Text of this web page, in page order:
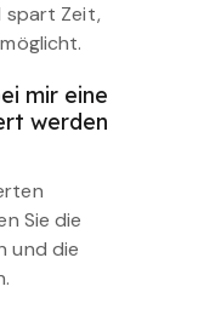
spart Zeit,
mir eine
werden
Sie die
und die